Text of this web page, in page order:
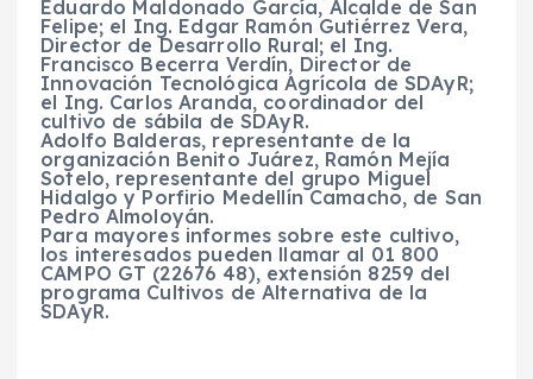
Eduardo Maldonado García, Alcalde de San
Felipe; el Ing. Edgar Ramón Gutiérrez Vera,
Director de Desarrollo Rural; el Ing.
Francisco Becerra Verdín, Director de
Innovación Tecnológica Agrícola de SDAyR;
el Ing. Carlos Aranda, coordinador del
cultivo de sábila de SDAyR.
Adolfo Balderas, representante de la
organización Benito Juárez, Ramón Mejía
Sotelo, representante del grupo Miguel
Hidalgo y Porfirio Medellín Camacho, de San
Pedro Almoloyán.
Para mayores informes sobre este cultivo,
los interesados pueden llamar al 01 800
CAMPO GT (22676 48), extensión 8259 del
programa Cultivos de Alternativa de la
SDAyR.